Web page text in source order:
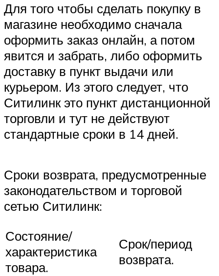
Для того чтобы сделать покупку в
магазине необходимо сначала
оформить заказ онлайн, а потом
явится и забрать, либо оформить
доставку в пункт выдачи или
курьером. Из этого следует, что
Ситилинк это пункт дистанционной
торговли и тут не действуют
стандартные сроки в 14 дней.
Сроки возврата, предусмотренные
законодательством и торговой
сетью Ситилинк:
Состояние/
характеристика
товара.
Срок/период
возврата.